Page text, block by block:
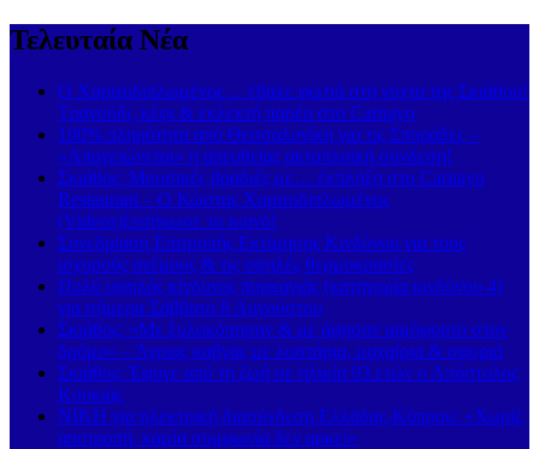
Τελευταία Νέα
Ο Χαριτοδιπλωμένος… έβαλε φωτιά στη νύχτα της Σκιάθου!
Τραγούδι, κέφι & εκλεκτή παρέα στο Carnayo
100% πληρότητα από Θεσσαλονίκη για τις Σποράδες –
«Απογειώνεται» η απευθείας ακτοπλοϊκή σύνδεση!
Σκιάθος: Μουσικές βραδιές με… έκπληξη στο Carnayo
Restaurant – Ο Κώστας Χαριτοδιπλωμένος
(Videos)ξεσήκωσε το κοινό!
Συνεδρίαση Επιτροπής Εκτίμησης Κινδύνου για τους
ισχυρούς ανέμους & τις υψηλές θερμοκρασίες
Πολύ υψηλός κίνδυνος πυρκαγιάς (κατηγορία κινδύνου 4)
για σήμερα Σάββατο 8 Αυγούστου
Σκιάθος: «Με ξυλοκόπησαν & με άφησαν αιμόφυρτο στον
δρόμο» – Άγριος καβγάς με λοστάρια, μαχαίρια & σφυριά
Σκιάθος: Έφυγε από τη ζωή σε ηλικία 93 ετών ο Απόστολος
Κουκιάς
ΝΙΚΗ για ηλεκτρική διασύνδεση Ελλάδας-Κύπρου: «Χωρίς
αποτροπή, καμία συμφωνία δεν αρκεί»